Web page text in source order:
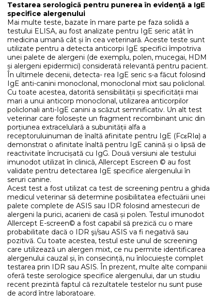
Testarea serologică pentru punerea în evidenţă a IgE
specifice alergenului
Mai multe teste, bazate în mare parte pe faza solidă a
testului ELISA, au fost analizate pentru IgE seric atât în
medicina umană cât și în cea veterinară. Aceste teste sunt
utilizate pentru a detecta anticorpi IgE specifici împotriva
unei palete de alergeni (de exemplu, polen, mucegai, HDM
și alergeni epidermici) considerată relevantă pentru pacient.
În ultimele decenii, detecta- rea IgE seric s-a făcut folosind
IgE anti-canini monoclonal, monoclonal mixt sau policlonal.
Cu toate acestea, datorită sensibilității și specificității mai
mari a unui anticorp monoclonal, utilizarea anticorpilor
policlonali anti-IgE canini a scăzut semnificativ. Un alt test
veterinar care folosește un fragment recombinant unic din
porțiunea extracelulară a subunității alfa a
receptoruluinuman de înaltă afinitate pentru IgE (FcεRIα) a
demonstrat o afinitate înaltă pentru IgE canină și o lipsă de
reactivitate încrucișată cu IgG. Două versiuni ale testului
imunodot utilizat în clinică, Allercept Escreen © au fost
validate pentru detectarea IgE specifice alergenului în
seruri canine.
Acest test a fost utilizat ca test de screening pentru a ghida
medicul veterinar să determine posibilitatea efectuării unei
palete complete de ASIS sau IDR folosind amestecuri de
alergeni la purici, acarieni de casă și polen. Testul imunodot
Allercept E-screen© a fost capabil să prezică cu o mare
probabilitate dacă o IDR şi/sau ASIS va fi negativă sau
pozitivă. Cu toate acestea, testul este unul de screening
care utilizează un alergen mixt, ce nu permite identificarea
alergenului cauzal și, în consecință, nu înlocuiește complet
testarea prin IDR sau ASIS. În prezent, multe alte companii
oferă teste serologice specifice alergenului, dar un studiu
recent prezintă faptul că rezultatele testelor nu sunt puse
de acord între laboratoare.